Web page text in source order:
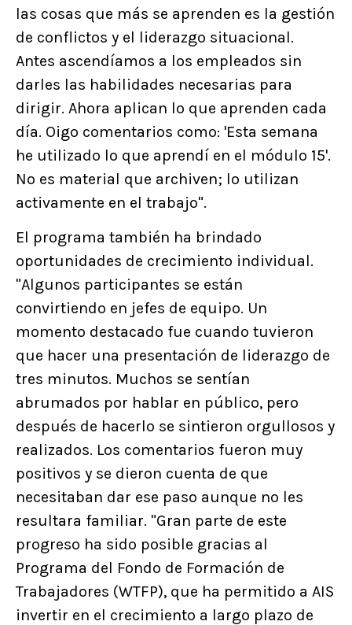
las cosas que más se aprenden es la gestión
de conflictos y el liderazgo situacional.
Antes ascendíamos a los empleados sin
darles las habilidades necesarias para
dirigir. Ahora aplican lo que aprenden cada
día. Oigo comentarios como: 'Esta semana
he utilizado lo que aprendí en el módulo 15'.
No es material que archiven; lo utilizan
activamente en el trabajo".
El programa también ha brindado
oportunidades de crecimiento individual.
"Algunos participantes se están
convirtiendo en jefes de equipo. Un
momento destacado fue cuando tuvieron
que hacer una presentación de liderazgo de
tres minutos. Muchos se sentían
abrumados por hablar en público, pero
después de hacerlo se sintieron orgullosos y
realizados. Los comentarios fueron muy
positivos y se dieron cuenta de que
necesitaban dar ese paso aunque no les
resultara familiar. "Gran parte de este
progreso ha sido posible gracias al
Programa del Fondo de Formación de
Trabajadores (WTFP), que ha permitido a AIS
invertir en el crecimiento a largo plazo de